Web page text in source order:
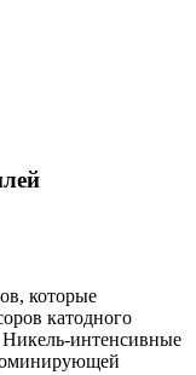
которые
катодного
Никель-интенсивные